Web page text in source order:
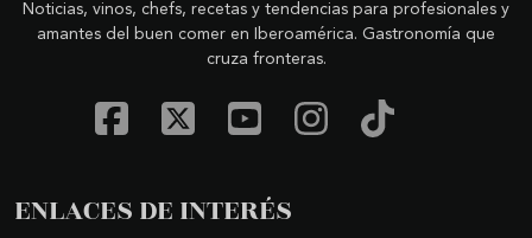
Noticias, vinos, chefs, recetas y tendencias para profesionales y
amantes del buen comer en Iberoamérica. Gastronomía que
cruza fronteras.
ENLACES DE INTERÉS